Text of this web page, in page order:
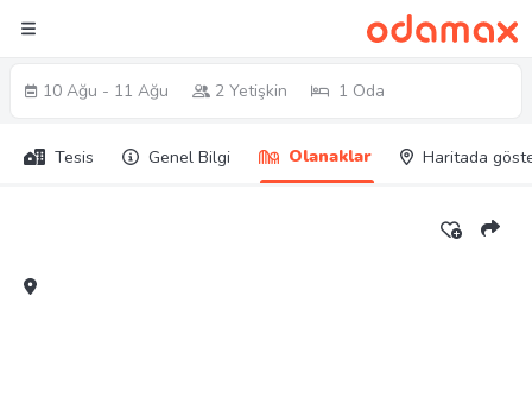
10 Ağu - 11 Ağu 2 Yetişkin 1 Oda
Tesis Genel Bilgi Olanaklar Haritada